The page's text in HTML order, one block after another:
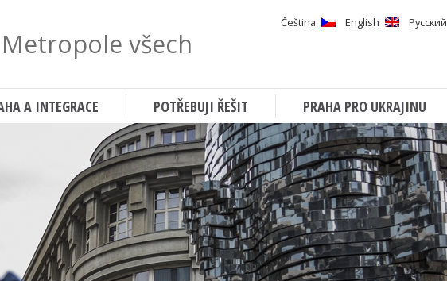
Metropole všech
Čeština English Русский
A INTEGRACE POTŘEBUJI ŘEŠIT PRAHA PRO UKRAJINU